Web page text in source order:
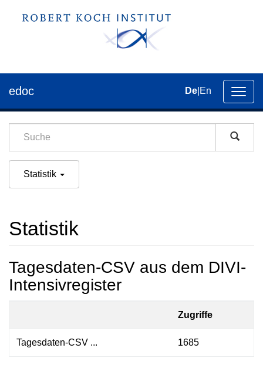
der
edoc De En
Statistik
Statistik
Tagesdaten-CSV aus dem DIVI-
Intensivregister
Zugriffe
Tagesdaten-CSV ... 1685